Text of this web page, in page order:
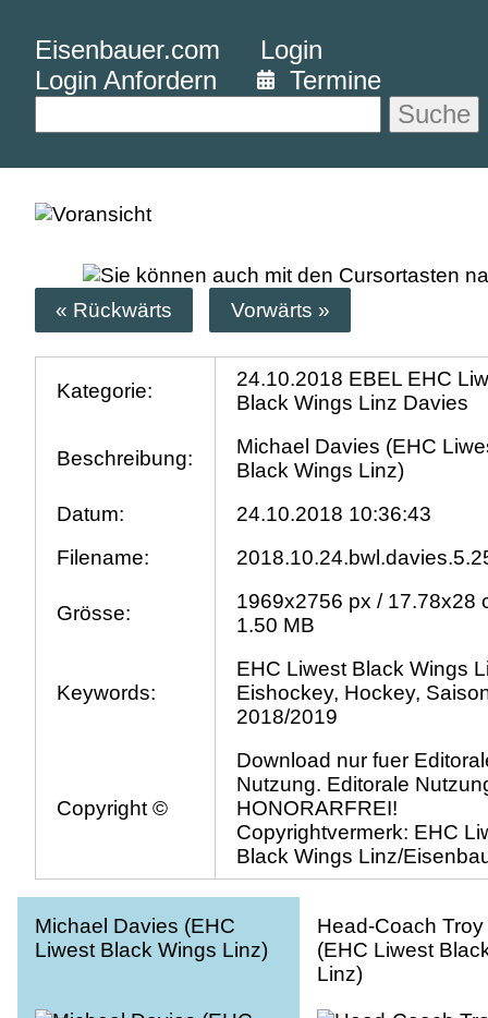
Eisenbauer.com
Login
Login Anfordern
Termine
Suche
« Rückwärts Vorwärts »
Kategorie:
24.10.2018 EBEL EHC
Black Wings Linz Davies
Beschreibung:
Michael Davies (EHC
Black Wings Linz)
Datum:
24.10.2018 10:36:43
Filename:
Grösse:
1969x2756 px / 17.78x28
1.50 MB
Keywords:
EHC Liwest Black Wings
Eishockey, Hockey,
2018/2019
Copyright ©
Download nur fuer
Nutzung. Editorale
HONORARFREI!
Copyrightvermerk: EHC
Black Wings Linz/
Michael Davies (EHC
Liwest Black Wings Linz)
Head-Coach Troy
(EHC Liwest
Linz)